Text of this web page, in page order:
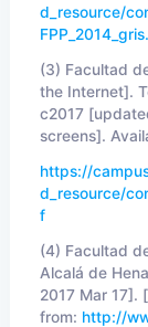
d_resource/
(3) Facultad
the Internet].
c2017
screens].
https://
d_resource/
f
(4) Facultad
Alcalá de
2017 Mar 17].
from: http://